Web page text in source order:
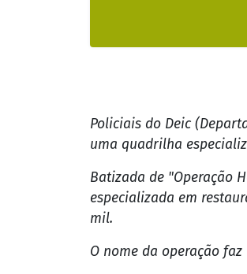
Policiais do Deic
uma quadrilha
Batizada de "Operação
especializada em
mil.
O nome da operação